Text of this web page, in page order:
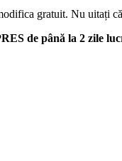
gratuit. Nu uitați
de până la 2 zile